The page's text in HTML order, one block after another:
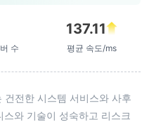
수
137.11
평균 속도/ms
전한 시스템 서비스와 사후
와 기술이 성숙하고 리스크